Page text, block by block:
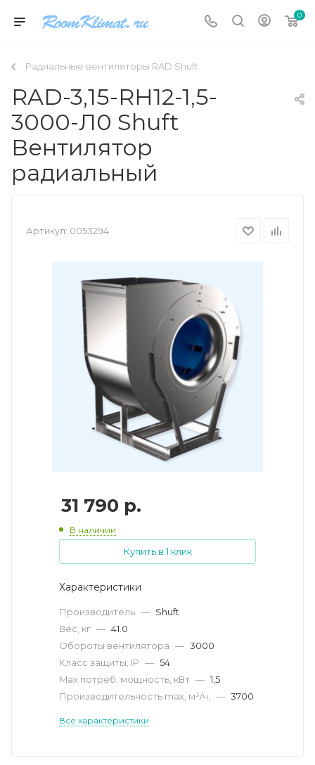
0
Радиальные вентиляторы RAD Shuft
RAD-3,15-RH12-1,5-
3000-Л0 Shuft
Вентилятор
радиальный
Артикул: 0053294
31 790 р.
В наличии
Купить в 1 клик
Характеристики
Производитель — Shuft
Вес, кг — 41.0
Обороты вентилятора — 3000
Класс защиты, IP — 54
Max потреб. мощность, кВт — 1,5
Производительность max, м³/ч,
— 3700
Все характеристики